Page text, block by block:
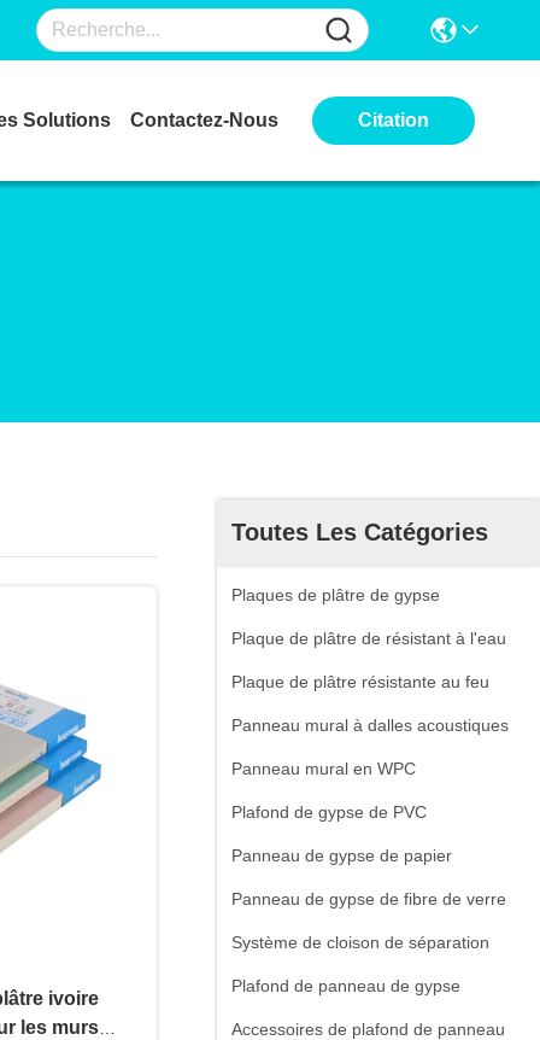
Solutions Contactez-Nous Citation
Toutes Les Catégories
Plaques de plâtre de gypse
Plaque de plâtre de résistant à l'eau
Plaque de plâtre résistante au feu
Panneau mural à dalles acoustiques
Panneau mural en WPC
Plafond de gypse de PVC
Panneau de gypse de papier
Panneau de gypse de fibre de verre
Système de cloison de séparation
Plafond de panneau de gypse
Accessoires de plafond de panneau
ivoire
les murs